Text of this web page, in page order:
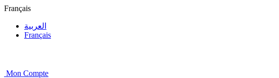
Français
العربية
Français
Mon Compte